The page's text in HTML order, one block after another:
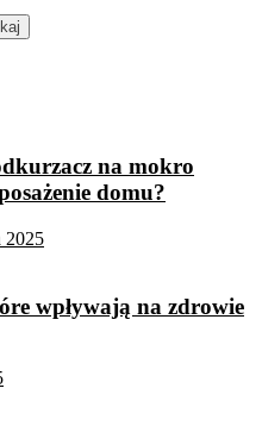
na mokro
domu?
2025
wpływają na zdrowie